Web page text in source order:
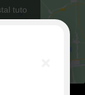
tuto
povolit